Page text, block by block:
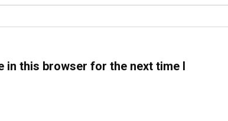
in this browser for the next time I